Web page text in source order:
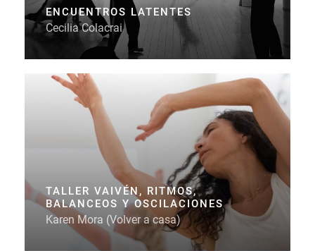
ENCUENTROS LATENTES
Cecilia Colacrai
TALLER VAIVÉN, RITMOS,
BALANCEOS Y OSCILACIONES
Karen Mora (Volver a casa)